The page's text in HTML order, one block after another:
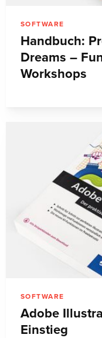
SOFTWARE
Handbuch:
Dreams –
Workshops
SOFTWARE
Adobe
Einstieg